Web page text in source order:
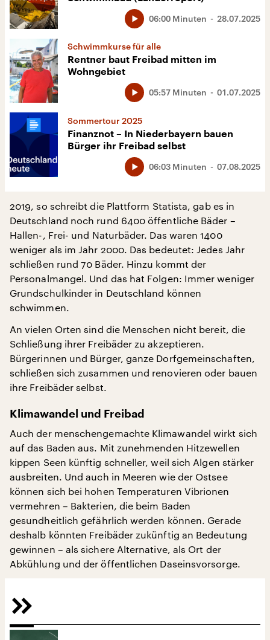
28.07.2025
06:00 Minuten
Schwimmkurse für alle
Rentner baut Freibad mitten im
Wohngebiet
01.07.2025
05:57 Minuten
Sommertour 2025
Finanznot – In Niederbayern bauen
Bürger ihr Freibad selbst
07.08.2025
06:03 Minuten
2019, so schreibt die Plattform Statista, gab es in
Deutschland noch rund 6400 öffentliche Bäder –
Hallen-, Frei- und Naturbäder. Das waren 1400
weniger als im Jahr 2000. Das bedeutet: Jedes Jahr
schließen rund 70 Bäder. Hinzu kommt der
Personalmangel. Und das hat Folgen: Immer weniger
Grundschulkinder in Deutschland können
schwimmen.
An vielen Orten sind die Menschen nicht bereit, die
Schließung ihrer Freibäder zu akzeptieren.
Bürgerinnen und Bürger, ganze Dorfgemeinschaften,
schließen sich zusammen und renovieren oder bauen
ihre Freibäder selbst.
Klimawandel und Freibad
Auch der menschengemachte Klimawandel wirkt sich
auf das Baden aus. Mit zunehmenden Hitzewellen
kippen Seen künftig schneller, weil sich Algen stärker
ausbreiten. Und auch in Meeren wie der Ostsee
können sich bei hohen Temperaturen Vibrionen
vermehren – Bakterien, die beim Baden
gesundheitlich gefährlich werden können. Gerade
deshalb könnten Freibäder zukünftig an Bedeutung
gewinnen – als sichere Alternative, als Ort der
Abkühlung und der öffentlichen Daseinsvorsorge.